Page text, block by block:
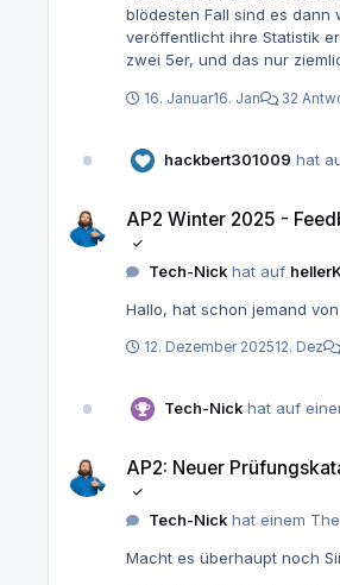
blödesten Fall sind es dann
veröffentlicht ihre Statistik erst ganz lange
zwei 5er, und das nur
16. Januar16. Jan 32
hackbert301009 hat
AP2 Winter 2025 -
Tech-Nick hat auf
Hallo, hat schon jemand
12. Dezember 202512. Dez
Tech-Nick hat auf
AP2: Neuer
Tech-Nick hat einem
Macht es überhaupt noch